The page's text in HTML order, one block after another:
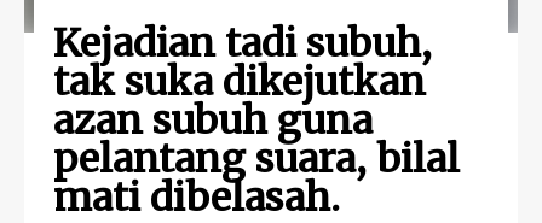
Kejadian tadi subuh,
tak suka dikejutkan
azan subuh guna
pelantang suara, bilal
mati dibelasah.